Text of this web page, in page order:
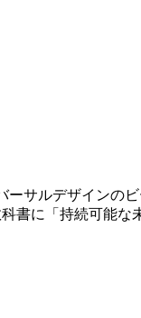
サルデザインの
書に「持続可能な